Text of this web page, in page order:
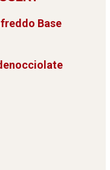
Base